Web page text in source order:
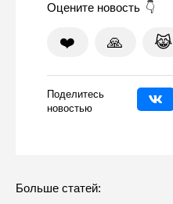
Оцените новость
❤️ 🙏 😹
Поделитесь
новостью
Больше статей: